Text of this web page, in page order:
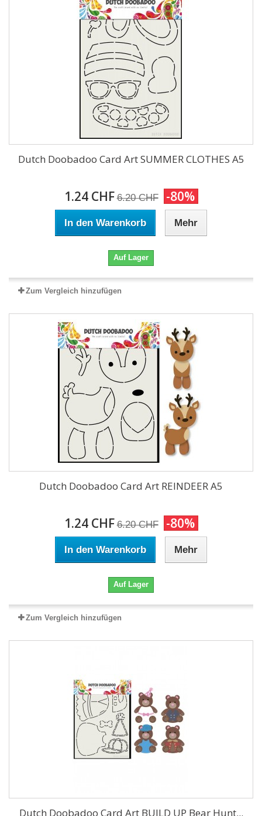
Dutch Doobadoo Card Art SUMMER CLOTHES A5
1.24 CHF 6.20 CHF -80%
In den Warenkorb Mehr
Auf Lager
Zum Vergleich hinzufügen
Dutch Doobadoo Card Art REINDEER A5
1.24 CHF 6.20 CHF -80%
In den Warenkorb Mehr
Auf Lager
Zum Vergleich hinzufügen
Dutch Doobadoo Card Art BUILD UP Bear Hunt...